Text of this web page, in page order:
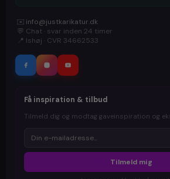
✉️ info@justkarikatur.dk
💬 Chat · svar inden 24 timer
📍 Ishøj · CVR 34662533
Få inspiration & tilbud
Tilmeld dig og modtag gaveinspiration og
Tilmeld mig